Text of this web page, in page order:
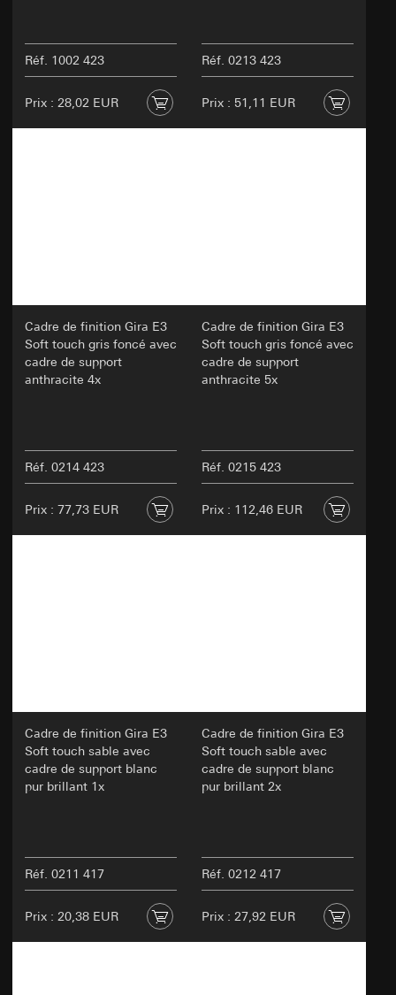
Réf. 1002 423
Prix : 28,02 EUR
Réf. 0213 423
Prix : 51,11 EUR
Cadre de finition Gira E3
Soft touch gris foncé avec
cadre de support
anthracite 4x
Réf. 0214 423
Prix : 77,73 EUR
Cadre de finition Gira E3
Soft touch gris foncé avec
cadre de support
anthracite 5x
Réf. 0215 423
Prix : 112,46 EUR
Cadre de finition Gira E3
Soft touch sable avec
cadre de support blanc
pur brillant 1x
Réf. 0211 417
Prix : 20,38 EUR
Cadre de finition Gira E3
Soft touch sable avec
cadre de support blanc
pur brillant 2x
Réf. 0212 417
Prix : 27,92 EUR